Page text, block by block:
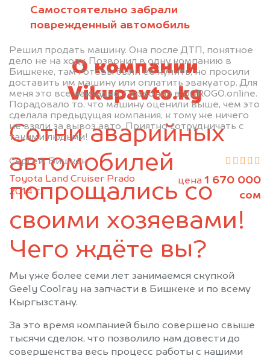
Самостоятельно забрали
поврежденный автомобиль
Решил продать машину. Она после ДТП, понятное
дело не на ходу. Позвонил в одну компанию в
Бишкеке, там готовы были ее купить, но просили
доставить им машину или оплатить эвакуатор. Для
меня это все накладно. Позвонил в DOROGO.online.
Порадовало то, что машину оценили выше, чем это
сделала предыдущая компания, к тому же ничего
не взяли за вывоз авто. Приятно сотрудничать с
такими людьми!
Сергей, Бишкек
Toyota Land Cruiser Prado
2014 г.
цена 1 670 000
сом
О компании
Vikupavto.kg
Сотни аварийных
автомобилей
попрощались со
своими хозяевами!
Чего ждёте вы?
Мы уже более семи лет занимаемся скупкой
Geely Coolray на запчасти в Бишкеке и по всему
Кыргызстану.
За это время компанией было совершено свыше
тысячи сделок, что позволило нам довести до
совершенства весь процесс работы с нашими